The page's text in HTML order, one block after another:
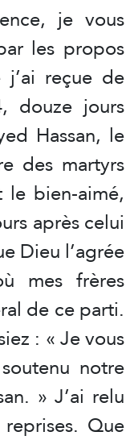
je vous
les propos
reçue de
douze jours
Hassan, le
des martyrs
bien-aimé,
après celui
Dieu l’agrée
mes frères
de ce parti.
: « Je vous
notre
» J’ai relu
Que